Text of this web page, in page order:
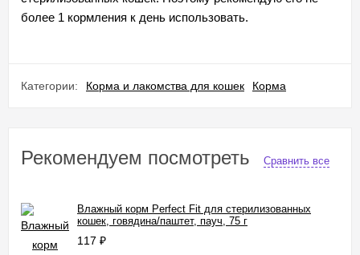
более 1 кормления к день использовать.
Категории: Корма и лакомства для кошек Корма
Рекомендуем посмотреть Сравнить все
Влажный корм Perfect Fit для стерилизованных
кошек, говядина/паштет, пауч, 75 г
117 ₽